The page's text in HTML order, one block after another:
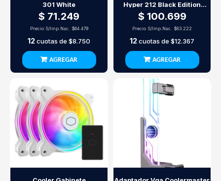
301 White
$ 71.249
Precio S/Imp.Nac. $64.479
12cuotas de $8.750
AGREGAR
Hyper 212 Black Edition
(Nuevo Empaque)
$ 100.699
Precio S/Imp.Nac. $83.222
12cuotas de $12.367
AGREGAR